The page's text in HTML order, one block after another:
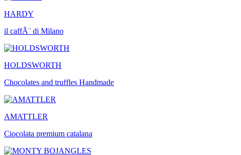
HARDY
il caffÃ¨ di Milano
HOLDSWORTH
Chocolates and truffles Handmade
AMATTLER
Ciocolata premium catalana